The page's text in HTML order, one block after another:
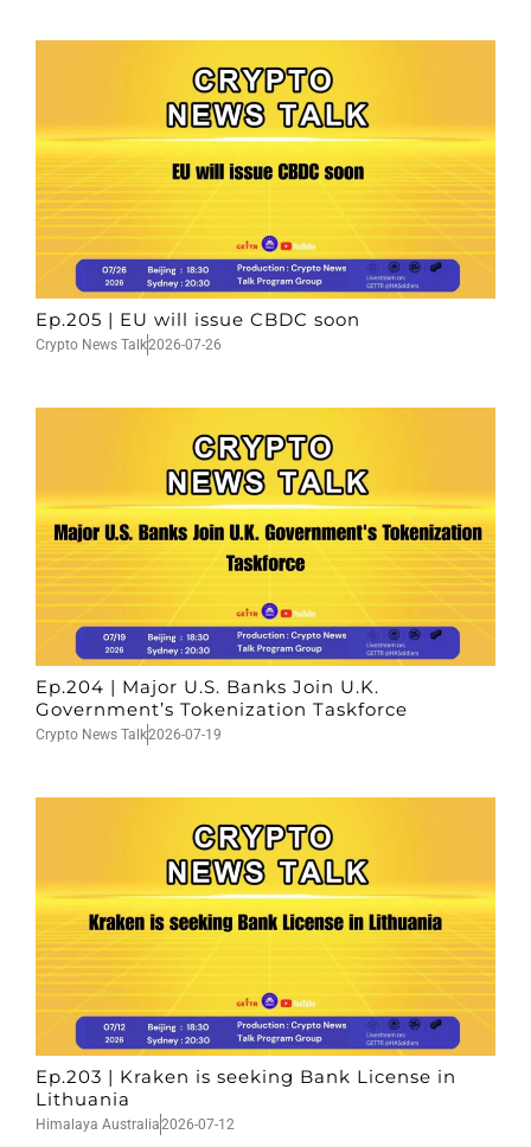
Ep.205 | EU will issue CBDC soon
Crypto News Talk2026-07-26
Ep.204 | Major U.S. Banks Join U.K.
Government’s Tokenization Taskforce
Crypto News Talk2026-07-19
Ep.203 | Kraken is seeking Bank License in
Lithuania
Himalaya Australia2026-07-12